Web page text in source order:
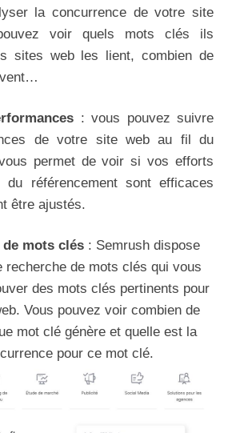
la concurrence de votre site
voir quels mots clés ils
sites web les lient, combien de
: vous pouvez suivre
de votre site web au fil du
permet de voir si vos efforts
du référencement sont efficaces
être ajustés.
de mots clés : Semrush dispose
recherche de mots clés qui vous
des mots clés pertinents pour
Vous pouvez voir combien de
mot clé génère et quelle est la
pour ce mot clé.